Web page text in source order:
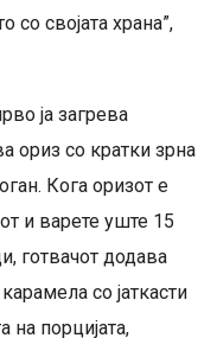
со својата храна”,
ја загрева
ориз со кратки зрна
Кога оризот е
и варете уште 15
готвачот додава
со јаткасти
на порцијата,